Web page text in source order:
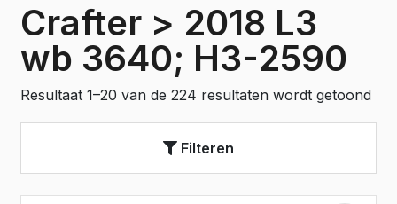
Crafter > 2018 L3
wb 3640; H3-2590
Resultaat 1–20 van de 224 resultaten wordt getoond
Filteren